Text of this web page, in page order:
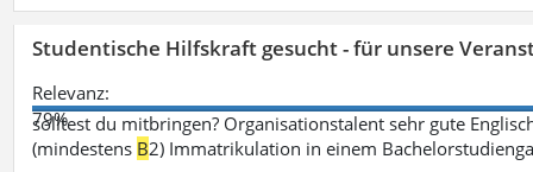
Studentische Hilfskraft gesucht - für unsere
Relevanz:
79%
solltest du mitbringen? Organisationstalent sehr gute
(mindestens B2) Immatrikulation in einem